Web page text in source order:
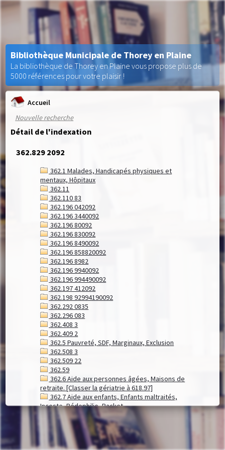
Accueil
Nouvelle recherche
Détail de l'indexation
362.829 2092
362.1 Malades, Handicapés physiques et
mentaux, Hôpitaux
362.11
362.110 83
362.196 042092
362.196 3440092
362.196 80092
362.196 830092
362.196 8490092
362.196 858820092
362.196 8982
362.196 9940092
362.196 994490092
362.197 412092
362.198 92994190092
362.292 0835
362.296 083
362.408 3
362.409 2
362.5 Pauvreté, SDF, Marginaux, Exclusion
362.508 3
362.509 22
362.59
362.6 Aide aux personnes âgées, Maisons de
retraite. [Classer la gériatrie à 618.97]
362.7 Aide aux enfants, Enfants maltraités,
Inceste, Pédophilie, Racket.
362.708 691
362.73 Adoption
362.733 092
362.734
Bibliothèque Municipale de Thorey en Plaine
La bibliothèque de Thorey en Plaine vous propose plus de
5000 références pour votre plaisir !